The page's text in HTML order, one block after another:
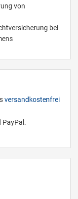
von
bei
versandkostenfrei
PayPal.